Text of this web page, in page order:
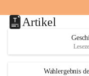
Artikel
Wahlergebnis